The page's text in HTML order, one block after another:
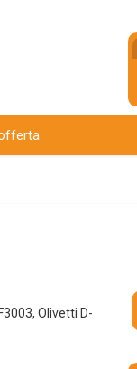
Olivetti D-